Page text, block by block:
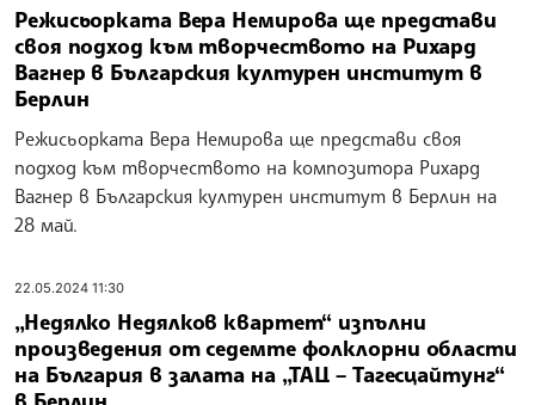
Режисьорката Вера Немирова ще представи
своя подход към творчеството на Рихард
Вагнер в Българския културен институт в
Берлин
Режисьорката Вера Немирова ще представи своя
подход към творчеството на композитора Рихард
Вагнер в Българския културен институт в Берлин на
28 май.
22.05.2024 11:30
„Недялко Недялков квартет“ изпълни
произведения от седемте фолклорни области
на България в залата на „ТАЦ – Тагесцайтунг“